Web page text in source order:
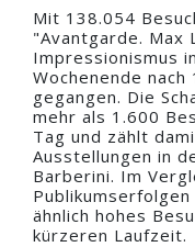
Mit 138.054
"Avantgarde. Max
Impressionismus
Wochenende
gegangen. Die
mehr als 1.600
Tag und zählt
Ausstellungen in
Barberini. Im
ähnlich hohes
kürzeren Laufzeit.